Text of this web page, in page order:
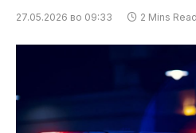
27.05.2026 во 09:33 2 Mins Read